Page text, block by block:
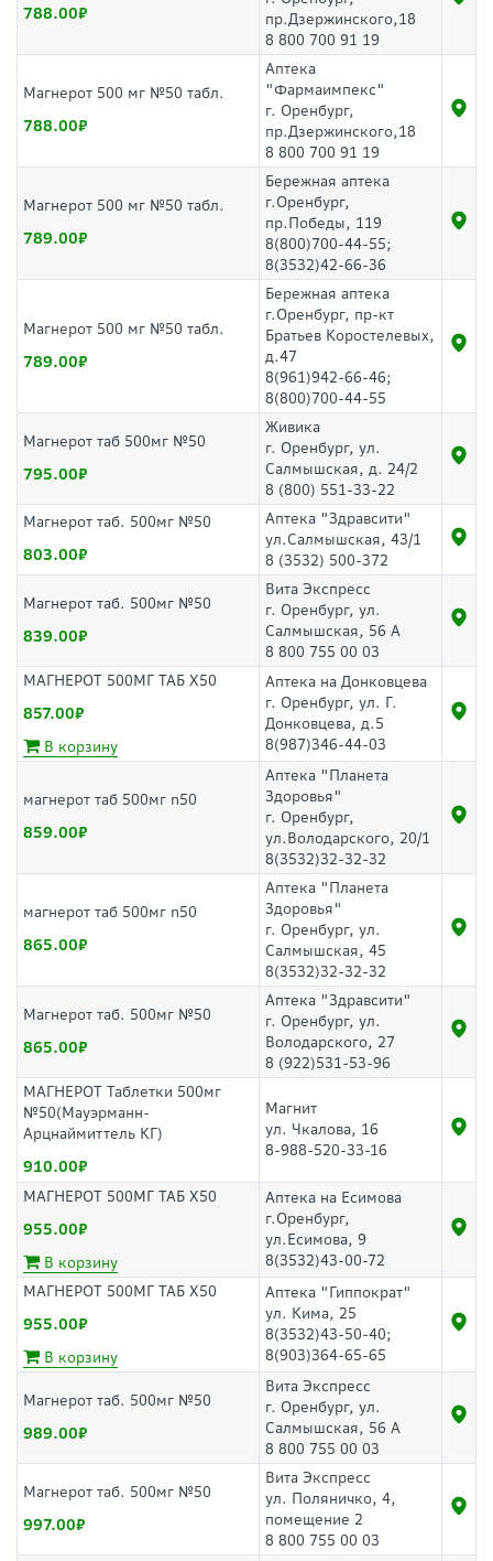
788.00
пр.Дзержинского,18
8 800 700 91 19
Магнерот 500 мг №50 табл.
788.00
Аптека
"Фармаимпекс"
г. Оренбург,
пр.Дзержинского,18
8 800 700 91 19
Магнерот 500 мг №50 табл.
789.00
Бережная аптека
г.Оренбург,
пр.Победы, 119
8(800)700-44-55;
8(3532)42-66-36
Магнерот 500 мг №50 табл.
789.00
Бережная аптека
г.Оренбург, пр-кт
Братьев Коростелевых,
д.47
8(961)942-66-46;
8(800)700-44-55
Магнерот таб 500мг №50
795.00
Живика
г. Оренбург, ул.
Салмышская, д. 24/2
8 (800) 551-33-22
Магнерот таб. 500мг №50
803.00
Аптека "Здравсити"
ул.Салмышская, 43/1
8 (3532) 500-372
Магнерот таб. 500мг №50
839.00
Вита Экспресс
г. Оренбург, ул.
Салмышская, 56 А
8 800 755 00 03
МАГНЕРОТ 500МГ ТАБ Х50
857.00
В корзину
Аптека на Донковцева
г. Оренбург, ул. Г.
Донковцева, д.5
8(987)346-44-03
магнерот таб 500мг n50
859.00
Аптека "Планета
Здоровья"
г. Оренбург,
ул.Володарского, 20/1
8(3532)32-32-32
магнерот таб 500мг n50
865.00
Аптека "Планета
Здоровья"
г. Оренбург, ул.
Салмышская, 45
8(3532)32-32-32
Магнерот таб. 500мг №50
865.00
Аптека "Здравсити"
г. Оренбург, ул.
Володарского, 27
8 (922)531-53-96
МАГНЕРОТ Таблетки 500мг
№50(Мауэрманн-
Арцнаймиттель КГ)
910.00
Магнит
ул. Чкалова, 16
8-988-520-33-16
МАГНЕРОТ 500МГ ТАБ Х50
955.00
В корзину
Аптека на Есимова
г.Оренбург,
ул.Есимова, 9
8(3532)43-00-72
МАГНЕРОТ 500МГ ТАБ Х50
955.00
В корзину
Аптека "Гиппократ"
ул. Кима, 25
8(3532)43-50-40;
8(903)364-65-65
Магнерот таб. 500мг №50
989.00
Вита Экспресс
г. Оренбург, ул.
Салмышская, 56 А
8 800 755 00 03
Магнерот таб. 500мг №50
997.00
Вита Экспресс
ул. Поляничко, 4,
помещение 2
8 800 755 00 03